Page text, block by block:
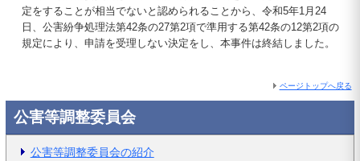
定をすることが相当でないと認められることから、令和5年1月24
日、公害紛争処理法第42条の27第2項で準用する第42条の12第2項の
規定により、申請を受理しない決定をし、本事件は終結しました。
ページトップへ戻る
公害等調整委員会
公害等調整委員会の紹介